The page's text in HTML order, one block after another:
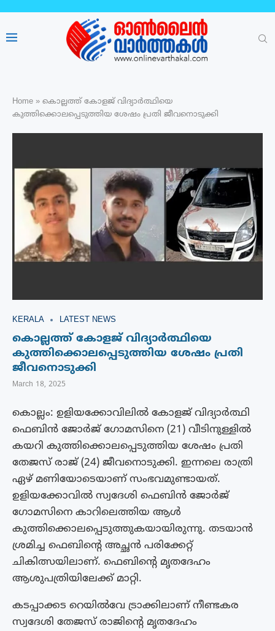
Home » കൊല്ലത്ത് കോളജ് വിദ്യാർത്ഥിയെ
കുത്തിക്കൊലപ്പെടുത്തിയ ശേഷം പ്രതി ജീവനൊടുക്കി
KERALA LATEST NEWS
കൊല്ലത്ത് കോളജ് വിദ്യാർത്ഥിയെ
കുത്തിക്കൊലപ്പെടുത്തിയ ശേഷം പ്രതി
ജീവനൊടുക്കി
March 18, 2025
കൊല്ലം: ഉളിയക്കോവിലിൽ കോളജ് വിദ്യാർത്ഥി
ഫെബിന്‍ ജോർജ് ഗോമസിനെ (21) വീടിനുള്ളിൽ
കയറി കുത്തിക്കൊലപ്പെടുത്തിയ ശേഷം പ്രതി
തേജസ് രാജ് (24) ജീവനൊടുക്കി. ഇന്നലെ രാത്രി
ഏഴ് മണിയോടെയാണ് സംഭവമുണ്ടായത്.
ഉളിയക്കോവിൽ സ്വദേശി ഫെബിൻ ജോർജ്
ഗോമസിനെ കാറിലെത്തിയ ആൾ
കുത്തിക്കൊലപ്പെടുത്തുകയായിരുന്നു. തടയാൻ
ശ്രമിച്ച ഫെബിൻ്റെ അച്ഛൻ പരിക്കേറ്റ്
ചികിത്സയിലാണ്. ഫെബിൻ്റെ മൃതദേഹം
ആശുപത്രിയിലേക്ക് മാറ്റി.
കടപ്പാക്കട റെയിൽവേ ട്രാക്കിലാണ് നീണ്ടകര
സ്വദേശി തേജസ് രാജിൻ്റെ മൃതദേഹം